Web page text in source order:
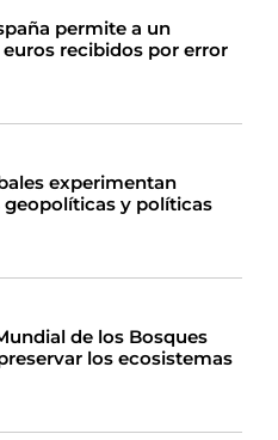
permite a un
recibidos por error
experimentan
y políticas
de los Bosques
los ecosistemas